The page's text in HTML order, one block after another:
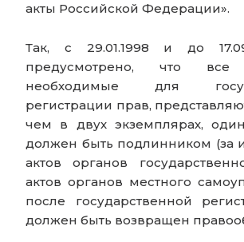
акты Российской Федерации».
Так, с 29.01.1998 и до
предусмотрено, что все
необходимые для
регистрации прав,
чем в двух экземплярах,
должен быть подлинником (за
актов органов
актов органов местного
после государственной
должен быть возвращен